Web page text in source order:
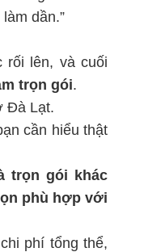
dần.”
rối lên, và cuối
trọn gói.
Đà Lạt.
cần hiểu thật
trọn gói khác
phù hợp với
phí tổng thể,